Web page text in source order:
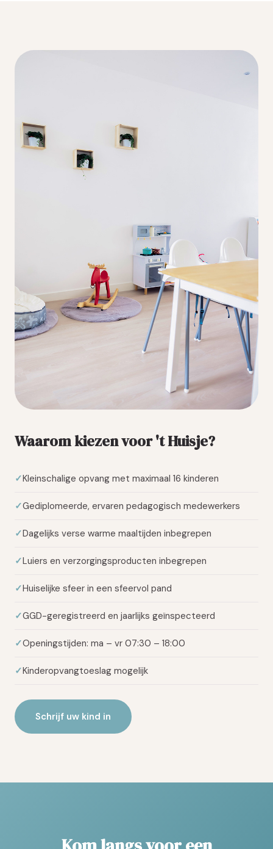
Waarom kiezen voor 't Huisje?
Kleinschalige opvang met maximaal 16 kinderen
Gediplomeerde, ervaren pedagogisch medewerkers
Dagelijks verse warme maaltijden inbegrepen
Luiers en verzorgingsproducten inbegrepen
Huiselijke sfeer in een sfeervol pand
GGD-geregistreerd en jaarlijks geïnspecteerd
Openingstijden: ma – vr 07:30 – 18:00
Kinderopvangtoeslag mogelijk
Schrijf uw kind in